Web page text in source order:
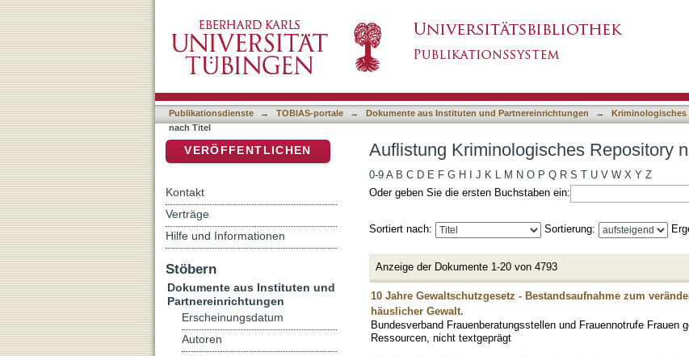
Publikationsdienste → TOBIAS-portale → Dokumente aus Instituten und Partnereinrichtungen → Kriminologisches
nach Titel
Auflistung Kriminologisches Repository
0-9 A B C D E F G H J K L M N O P Q R S T U V W X Y Z
Oder geben Sie die ersten Buchstaben ein:
Sortiert nach: Sortierung:
Anzeige der Dokumente 1-20 von 4793
10 Jahre Gewaltschutzgesetz - Bestandsaufnahme zum
häuslicher Gewalt.
Bundesverband Frauenberatungsstellen und Frauennotrufe Frauen
Ressourcen, nicht textgeprägt
VERÖFFENTLICHEN
Kontakt
Verträge
Hilfe und Informationen
Stöbern
Dokumente aus Instituten und
Partnereinrichtungen
Erscheinungsdatum
Autoren